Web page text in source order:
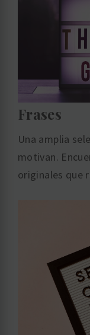
Frases
Una amplia
motivan.
originales que